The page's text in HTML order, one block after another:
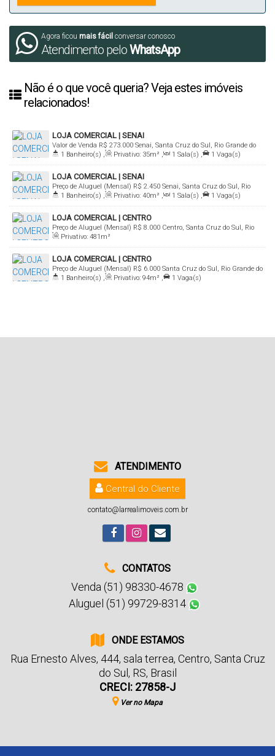
Agora ficou mais fácil conversar conosco
Atendimento peloWhatsApp
Não é o que você queria? Veja estes imóveis
relacionados!
LOJA COMERCIAL | SENAI
R$ 273.000
Valor de Venda
Senai, Santa Cruz do Sul, Rio Grande do
Sul, Brasil
1 Banheiro(s) , Privativo: 35m² , 1 Sala(s) , 1 Vaga(s)
LOJA COMERCIAL | SENAI
R$ 2.450
Preço de Aluguel (Mensal)
Senai, Santa Cruz do Sul, Rio
Grande do Sul, Brasil
1 Banheiro(s) , Privativo: 40m² , 1 Sala(s) , 1 Vaga(s)
LOJA COMERCIAL | CENTRO
R$ 8.000
Preço de Aluguel (Mensal)
Centro, Santa Cruz do Sul, Rio
Grande do Sul, Brasil
Privativo: 481m²
LOJA COMERCIAL | CENTRO
R$ 6.000
Preço de Aluguel (Mensal)
Santa Cruz do Sul, Rio Grande do
Sul, Brasil
1 Banheiro(s) , Privativo: 94m² , 1 Vaga(s)
ATENDIMENTO
Central do Cliente
contato@larrealimoveis.com.br
CONTATOS
Venda (51) 98330-4678
Aluguel (51) 99729-8314
ONDE ESTAMOS
Rua Ernesto Alves, 444, sala terrea, Centro, Santa Cruz
do Sul , RS, Brasil
CRECI: 27858-J
Ver no Mapa